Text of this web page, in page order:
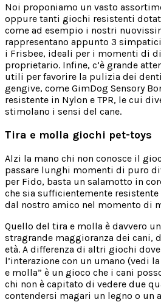
Noi proponiamo un vasto
oppure tanti giochi resistenti
come ad esempio i nostri
rappresentano appunto 3
i Frisbee, ideali per i momenti di
proprietario. Infine, c’è grande
utili per favorire la pulizia dei
gengive, come GimDog Sensory
resistente in Nylon e TPR, le cui
stimolano i sensi del cane.
Tira e molla giochi pet-toys
Alzi la mano chi non conosce il
passare lunghi momenti di puro
per Fido, basta un salamotto in
che sia sufficientemente
dal nostro amico nel momento di
Quello del tira e molla è davvero
stragrande maggioranza dei
età. A differenza di altri giochi
l’interazione con un umano (vedi
e molla” è un gioco che i cani
chi non è capitato di vedere due
contendersi magari un legno o un